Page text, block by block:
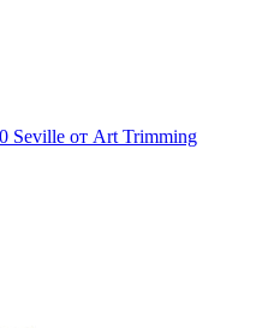
Seville от Art Trimming